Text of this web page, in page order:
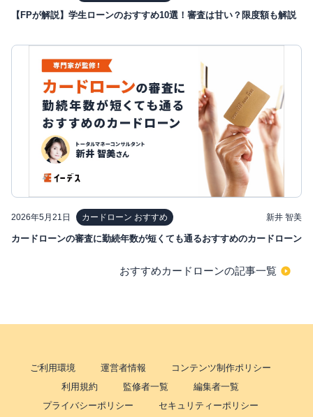
【FPが解説】学生ローンのおすすめ10選！審査は甘い？限度額も解説
2026年5月21日 カードローン おすすめ 新井 智美
カードローンの審査に勤続年数が短くても通るおすすめのカードローン
おすすめカードローンの記事一覧
ご利用環境 運営者情報
コンテンツ制作ポリシー
利用規約
監修者一覧
編集者一覧
プライバシーポリシー
セキュリティーポリシー